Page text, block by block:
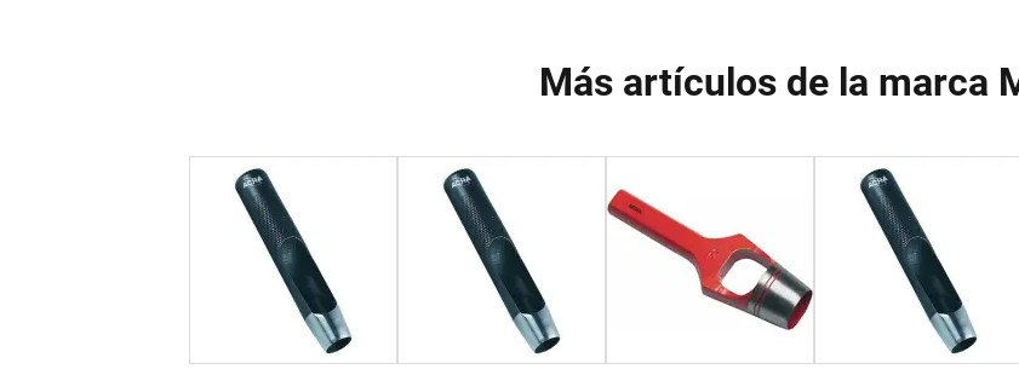
Más artículos de la marca